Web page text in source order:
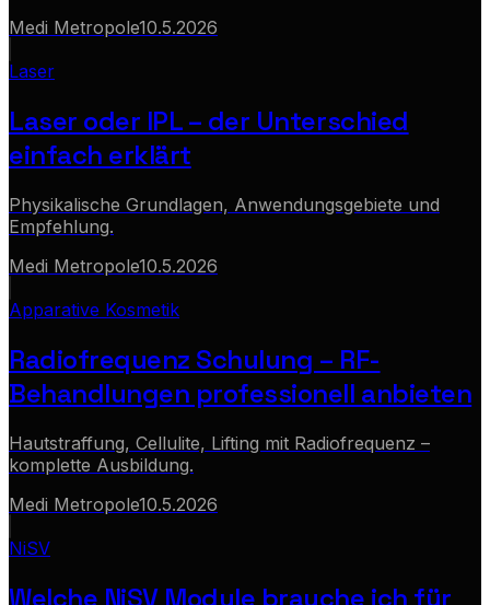
Medi Metropole10.5.2026
Laser
Laser oder IPL – der Unterschied
einfach erklärt
Physikalische Grundlagen, Anwendungsgebiete und
Empfehlung.
Medi Metropole10.5.2026
Apparative Kosmetik
Radiofrequenz Schulung – RF-
Behandlungen professionell anbieten
Hautstraffung, Cellulite, Lifting mit Radiofrequenz –
komplette Ausbildung.
Medi Metropole10.5.2026
NiSV
Welche NiSV Module brauche ich für